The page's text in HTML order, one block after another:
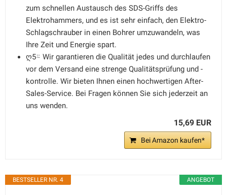
zum schnellen Austausch des SDS-Griffs des
Elektrohammers, und es ist sehr einfach, den Elektro-
Schlagschrauber in einen Bohrer umzuwandeln, was
Ihre Zeit und Energie spart.
ღ5⍨ Wir garantieren die Qualität jedes und durchlaufen
vor dem Versand eine strenge Qualitätsprüfung und -
kontrolle. Wir bieten Ihnen einen hochwertigen After-
Sales-Service. Bei Fragen können Sie sich jederzeit an
uns wenden.
15,69 EUR
Bei Amazon kaufen*
ANGEBOT
BESTSELLER NR. 4